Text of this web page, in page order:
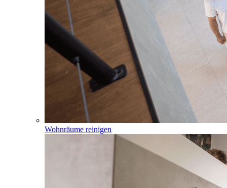
Wohnräume reinigen